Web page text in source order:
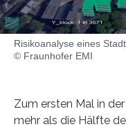
Risikoanalyse eines
© Fraunhofer EMI
Zum ersten Mal in
mehr als die Hälfte